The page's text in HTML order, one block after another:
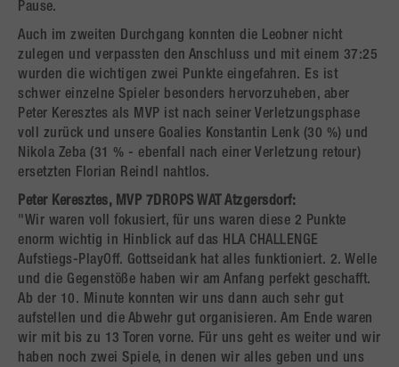
Pause.
Auch im zweiten Durchgang konnten die Leobner nicht
zulegen und verpassten den Anschluss und mit einem 37:25
wurden die wichtigen zwei Punkte eingefahren. Es ist
schwer einzelne Spieler besonders hervorzuheben, aber
Peter Keresztes als MVP ist nach seiner Verletzungsphase
voll zurück und unsere Goalies Konstantin Lenk (30 %) und
Nikola Zeba (31 % - ebenfall nach einer Verletzung retour)
ersetzten Florian Reindl nahtlos.
Peter Keresztes, MVP 7DROPS WAT Atzgersdorf:
"Wir waren voll fokusiert, für uns waren diese 2 Punkte
enorm wichtig in Hinblick auf das HLA CHALLENGE
Aufstiegs-PlayOff. Gottseidank hat alles funktioniert. 2. Welle
und die Gegenstöße haben wir am Anfang perfekt geschafft.
Ab der 10. Minute konnten wir uns dann auch sehr gut
aufstellen und die Abwehr gut organisieren. Am Ende waren
wir mit bis zu 13 Toren vorne. Für uns geht es weiter und wir
haben noch zwei Spiele, in denen wir alles geben und uns